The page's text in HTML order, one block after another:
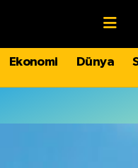
Ekonomi Dünya